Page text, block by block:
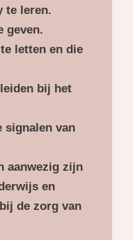
te leren.
geven.
letten en die
bij het
signalen van
aanwezig zijn
en
de zorg van